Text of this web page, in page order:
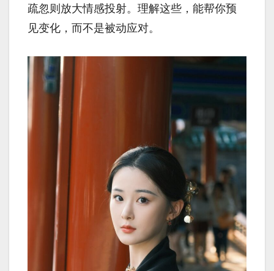
疏忽则放大情感投射。理解这些，能帮你预
见变化，而不是被动应对。